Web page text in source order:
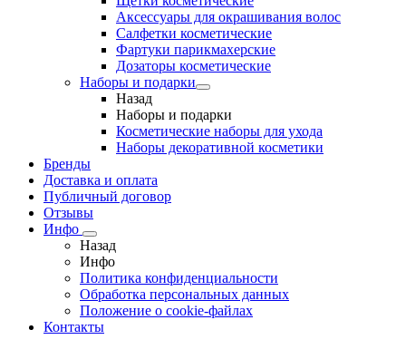
Аксессуары для окрашивания волос
Салфетки косметические
Фартуки парикмахерские
Дозаторы косметические
Наборы и подарки
Назад
Наборы и подарки
Косметические наборы для ухода
Наборы декоративной косметики
Бренды
Доставка и оплата
Публичный договор
Отзывы
Инфо
Назад
Инфо
Политика конфиденциальности
Обработка персональных данных
Положение о cookie-файлах
Контакты